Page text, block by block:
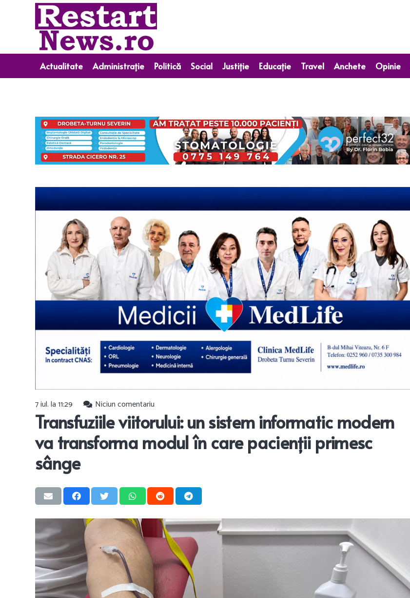
Actualitate Administrație Politică Social Justiție Educație Travel Anchete Opinie
7 iul. la 11:29 Niciun comentariu
Transfuziile viitorului: un sistem informatic modern
va transforma modul în care pacienții primesc
sânge